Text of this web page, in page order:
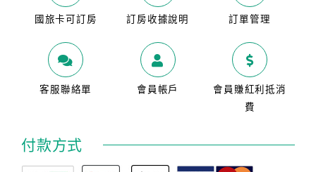
國旅卡可訂房 訂房收據說明 訂單管理
客服聯絡單 會員帳戶
會員賺紅利抵消
費
付款方式